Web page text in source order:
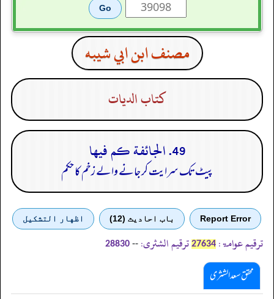
مصنف ابن ابي شيبه
كتاب الديات
49. الجائفة كم فيها
پیٹ تک سرایت کر جانے والے زخم کا حکم
Report Error باب احادیث (12) اظهار التشكيل
ترقیم عوامۃ: 27634 ترقیم الشثری: --
28830
محقق سعد الشثری